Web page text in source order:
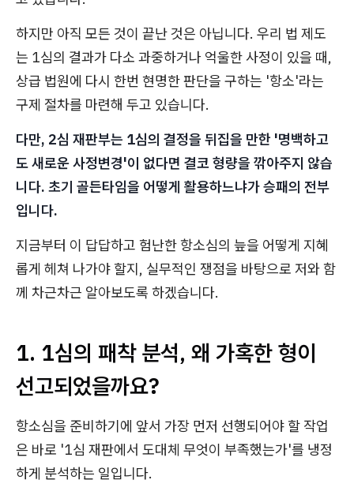
하지만 아직 모든 것이 끝난 것은 아닙니다. 우리 법 제도
는 1심의 결과가 다소 과중하거나 억울한 사정이 있을 때,
상급 법원에 다시 한번 현명한 판단을 구하는 '항소'라는
구제 절차를 마련해 두고 있습니다.
다만, 2심 재판부는 1심의 결정을 뒤집을 만한 '명백하고
도 새로운 사정변경'이 없다면 결코 형량을 깎아주지 않습
니다. 초기 골든타임을 어떻게 활용하느냐가 승패의 전부
입니다.
지금부터 이 답답하고 험난한 항소심의 늪을 어떻게 지혜
롭게 헤쳐 나가야 할지, 실무적인 쟁점을 바탕으로 저와 함
께 차근차근 알아보도록 하겠습니다.
1. 1심의 패착 분석, 왜 가혹한 형이
선고되었을까요?
항소심을 준비하기에 앞서 가장 먼저 선행되어야 할 작업
은 바로 '1심 재판에서 도대체 무엇이 부족했는가'를 냉정
하게 분석하는 일입니다.